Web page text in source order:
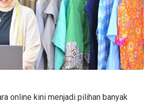
online kini menjadi pilihan banyak